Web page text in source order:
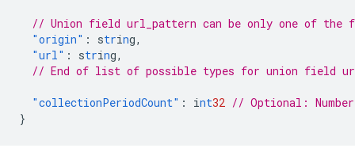
// Union field url_pattern can be only one of the
"origin" : string,
"url" : string,
// End of list of possible types for union field
"collectionPeriodCount" : int32 // Optional:
}